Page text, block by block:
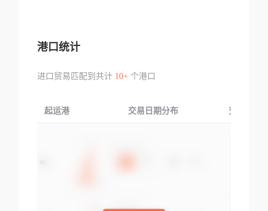
港口统计
进口贸易匹配到共计 10+个港口
起运港 交易日期分布 交易产品